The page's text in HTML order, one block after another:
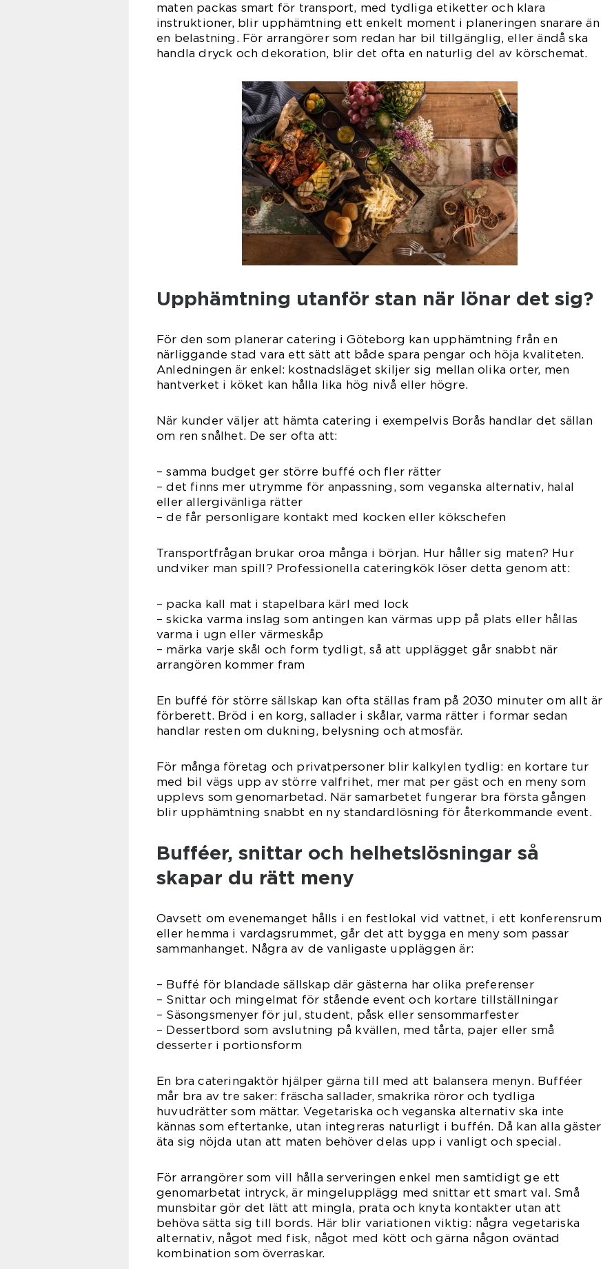
maten packas smart för transport, med tydliga etiketter och klara
instruktioner, blir upphämtning ett enkelt moment i planeringen snarare än
en belastning. För arrangörer som redan har bil tillgänglig, eller ändå ska
handla dryck och dekoration, blir det ofta en naturlig del av körschemat.
Upphämtning utanför stan när lönar det sig?
För den som planerar catering i Göteborg kan upphämtning från en
närliggande stad vara ett sätt att både spara pengar och höja kvaliteten.
Anledningen är enkel: kostnadsläget skiljer sig mellan olika orter, men
hantverket i köket kan hålla lika hög nivå eller högre.
När kunder väljer att hämta catering i exempelvis Borås handlar det sällan
om ren snålhet. De ser ofta att:
– samma budget ger större buffé och fler rätter
– det finns mer utrymme för anpassning, som veganska alternativ, halal
eller allergivänliga rätter
– de får personligare kontakt med kocken eller kökschefen
Transportfrågan brukar oroa många i början. Hur håller sig maten? Hur
undviker man spill? Professionella cateringkök löser detta genom att:
– packa kall mat i stapelbara kärl med lock
– skicka varma inslag som antingen kan värmas upp på plats eller hållas
varma i ugn eller värmeskåp
– märka varje skål och form tydligt, så att upplägget går snabbt när
arrangören kommer fram
En buffé för större sällskap kan ofta ställas fram på 2030 minuter om allt är
förberett. Bröd i en korg, sallader i skålar, varma rätter i formar sedan
handlar resten om dukning, belysning och atmosfär.
För många företag och privatpersoner blir kalkylen tydlig: en kortare tur
med bil vägs upp av större valfrihet, mer mat per gäst och en meny som
upplevs som genomarbetad. När samarbetet fungerar bra första gången
blir upphämtning snabbt en ny standardlösning för återkommande event.
Bufféer, snittar och helhetslösningar så
skapar du rätt meny
Oavsett om evenemanget hålls i en festlokal vid vattnet, i ett konferensrum
eller hemma i vardagsrummet, går det att bygga en meny som passar
sammanhanget. Några av de vanligaste uppläggen är:
– Buffé för blandade sällskap där gästerna har olika preferenser
– Snittar och mingelmat för stående event och kortare tillställningar
– Säsongsmenyer för jul, student, påsk eller sensommarfester
– Dessertbord som avslutning på kvällen, med tårta, pajer eller små
desserter i portionsform
En bra cateringaktör hjälper gärna till med att balansera menyn. Bufféer
mår bra av tre saker: fräscha sallader, smakrika röror och tydliga
huvudrätter som mättar. Vegetariska och veganska alternativ ska inte
kännas som eftertanke, utan integreras naturligt i buffén. Då kan alla gäster
äta sig nöjda utan att maten behöver delas upp i vanligt och special.
För arrangörer som vill hålla serveringen enkel men samtidigt ge ett
genomarbetat intryck, är mingelupplägg med snittar ett smart val. Små
munsbitar gör det lätt att mingla, prata och knyta kontakter utan att
behöva sätta sig till bords. Här blir variationen viktig: några vegetariska
alternativ, något med fisk, något med kött och gärna någon oväntad
kombination som överraskar.